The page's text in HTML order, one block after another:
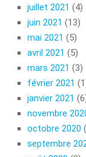
juillet 2021 (4)
juin 2021 (13)
mai 2021 (5)
avril 2021 (5)
mars 2021 (3)
février 2021
janvier 2021
novembre
octobre 2020
septembre